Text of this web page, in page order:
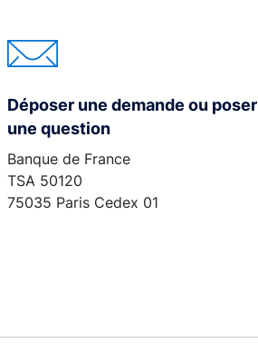
Déposer une demande ou poser
une question
Banque de France
TSA 50120
75035 Paris Cedex 01